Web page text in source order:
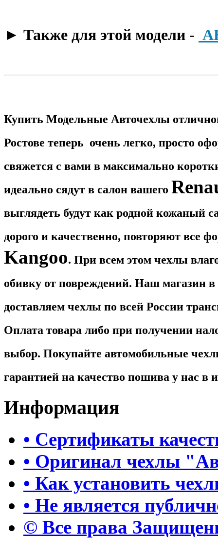
​► Также для этой модели -
Купить Модельные Авточехлы
Ростове теперь очень легко, просто
свяжется с вами в максимально
идеально сядут в салон вашего
выглядеть будут как родной кожаный
дорого и качественно, повторяют все
Kangoo. При всем этом чехлы
обивку от повреждений. Наш магазин в
доставляем чехлы по всей России
Оплата товара либо при получении
выбор. Покупайте автомобильные
гарантией на качество пошива у нас в
Информация
• Сертификаты
• Оригинал чехлы
• Как установить
• Не является
© Все права